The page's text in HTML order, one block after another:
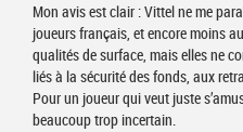
Mon avis est clair : Vittel ne me
joueurs français, et encore moins
qualités de surface, mais elles ne
liés à la sécurité des fonds, aux
Pour un joueur qui veut juste
beaucoup trop incertain.